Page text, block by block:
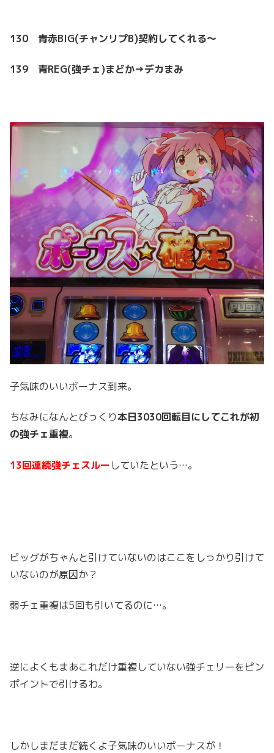
130 青赤BIG(チャンリプB)契約してくれる～
139 青REG(強チェ)まどか→デカまみ
子気味のいいボーナス到来。
ちなみになんとびっくり本日3030回転目にしてこれが初
の強チェ重複。
13回連続強チェスルーしていたという…。
ビッグがちゃんと引けていないのはここをしっかり引けて
いないのが原因か？
弱チェ重複は5回も引いてるのに…。
逆によくもまあこれだけ重複していない強チェリーをピン
ポイントで引けるわ。
しかしまだまだ続くよ子気味のいいボーナスが！